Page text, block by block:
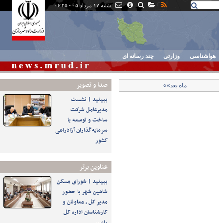
شنبه ۱۷ مرداد ۰۵ - ۰۶:۲۵
هواشناسی وزارتی چند رسانه ای
صدا و تصوير
ببینید | نشست
مدیرعامل شرکت
ساخت و توسعه با
سرمایه‌گذاران آزادراهی
کشور
عناوین برتر
ببینید | شورای مسکن
شاهین شهر با حضور
مدیر کل ، معاونان و
کارشناسان اداره کل
ماه بعد»»